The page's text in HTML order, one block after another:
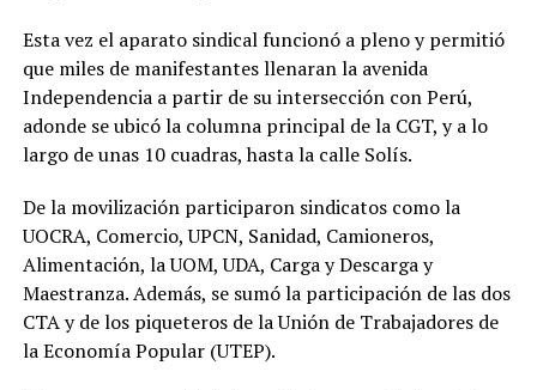
Esta vez el aparato sindical funcionó a pleno y permitió
que miles de manifestantes llenaran la avenida
Independencia a partir de su intersección con Perú,
adonde se ubicó la columna principal de la CGT, y a lo
largo de unas 10 cuadras, hasta la calle Solís.
De la movilización participaron sindicatos como la
UOCRA, Comercio, UPCN, Sanidad, Camioneros,
Alimentación, la UOM, UDA, Carga y Descarga y
Maestranza. Además, se sumó la participación de las dos
CTA y de los piqueteros de la Unión de Trabajadores de
la Economía Popular (UTEP).